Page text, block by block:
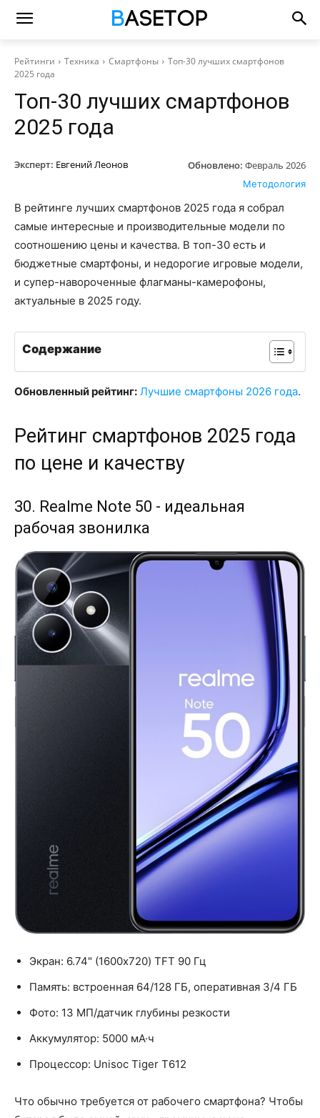
Рейтинги Техника Смартфоны
Топ-30 лучших смартфонов
2025 года
Топ-30 лучших смартфонов
2025 года
Эксперт: Евгений Леонов Обновлено: Февраль 2026
Методология
В рейтинге лучших смартфонов 2025 года я собрал
самые интересные и производительные модели по
соотношению цены и качества. В топ-30 есть и
бюджетные смартфоны, и недорогие игровые модели,
и супер-навороченные флагманы-камерофоны,
актуальные в 2025 году.
Содержание
Обновленный рейтинг: Лучшие смартфоны 2026 года.
Рейтинг смартфонов 2025 года
по цене и качеству
30. Realme Note 50 - идеальная
рабочая звонилка
Экран: 6.74" (1600x720) TFT 90 Гц
Память: встроенная 64/128 ГБ, оперативная 3/4 ГБ
Фото: 13 МП/датчик глубины резкости
Аккумулятор: 5000 мА·ч
Процессор: Unisoc Tiger T612
Что обычно требуется от рабочего смартфона? Чтобы